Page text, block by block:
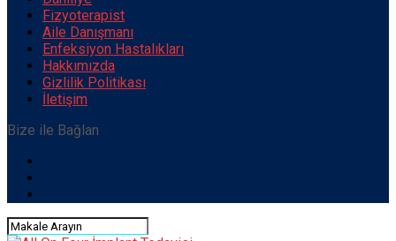
Fizyoterapist
Aile Danışmanı
Enfeksiyon Hastalıkları
Hakkımızda
Gizlilik Politikası
İletişim
Bize ile Bağlan